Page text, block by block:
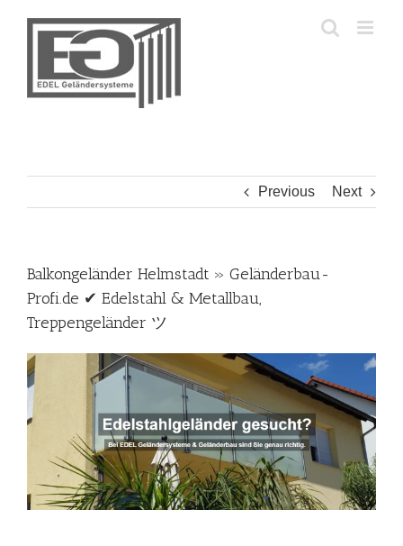
Previous Next
Balkongeländer Helmstadt » Geländerbau-
Profi.de ✔ Edelstahl & Metallbau,
Treppengeländer ツ